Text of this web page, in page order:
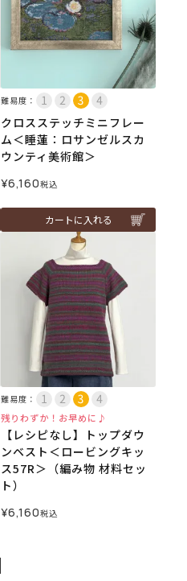
難易度：
クロスステッチミニフレー
ム＜睡蓮：ロサンゼルスカ
ウンティ美術館＞
¥6,160税込
カートに入れる
難易度：
残りわずか！お早めに♪
【レシピなし】トップダウ
ンベスト＜ロービングキッ
ス57R＞（編み物 材料セッ
ト）
¥6,160税込